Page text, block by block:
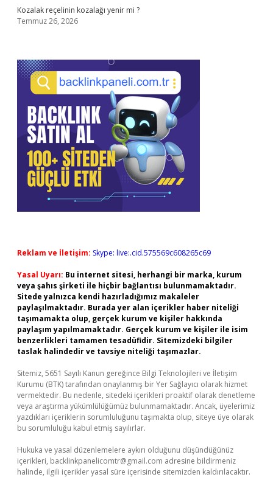
Kozalak reçelinin kozalağı yenir mi ?
Temmuz 26, 2026
Reklam ve İletişim: Skype: live:.cid.575569c608265c69
Yasal Uyarı: Bu internet sitesi, herhangi bir marka, kurum
veya şahıs şirketi ile hiçbir bağlantısı bulunmamaktadır.
Sitede yalnızca kendi hazırladığımız makaleler
paylaşılmaktadır. Burada yer alan içerikler haber niteliği
taşımamakta olup, gerçek kurum ve kişiler hakkında
paylaşım yapılmamaktadır. Gerçek kurum ve kişiler ile isim
benzerlikleri tamamen tesadüfidir. Sitemizdeki bilgiler
taslak halindedir ve tavsiye niteliği taşımazlar.
Sitemiz, 5651 Sayılı Kanun gereğince Bilgi Teknolojileri ve İletişim
Kurumu (BTK) tarafından onaylanmış bir Yer Sağlayıcı olarak hizmet
vermektedir. Bu nedenle, sitedeki içerikleri proaktif olarak denetleme
veya araştırma yükümlülüğümüz bulunmamaktadır. Ancak, üyelerimiz
yazdıkları içeriklerin sorumluluğunu taşımakta olup, siteye üye olarak
bu sorumluluğu kabul etmiş sayılırlar.
Hukuka ve yasal düzenlemelere aykırı olduğunu düşündüğünüz
içerikleri, backlinkpanelicomtr@gmail.com adresine bildirmeniz
halinde, ilgili içerikler yasal süre içerisinde sitemizden kaldırılacaktır.